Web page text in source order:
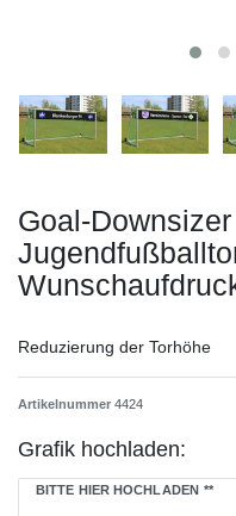
Goal-
Reduzierung der Torhöhe
Artikelnummer 4424
Grafik hochladen:
BITTE HIER HOCHLADEN **